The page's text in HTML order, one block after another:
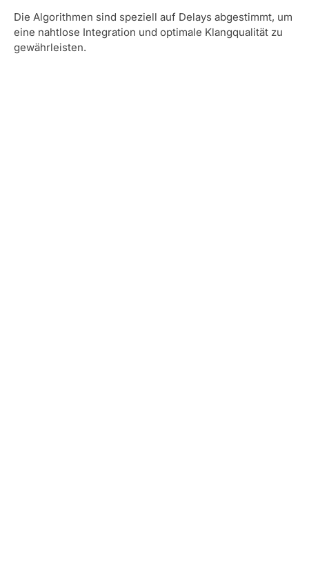
Die Algorithmen sind speziell auf Delays abgestimmt, um
eine nahtlose Integration und optimale Klangqualität zu
gewährleisten.